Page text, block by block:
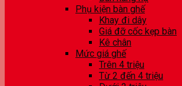
Phụ kiện bàn ghế
Khay đi dây
Giá đỡ cốc kẹp bàn
Kê chân
Mức giá ghế
Trên 4 triệu
Từ 2 đến 4 triệu